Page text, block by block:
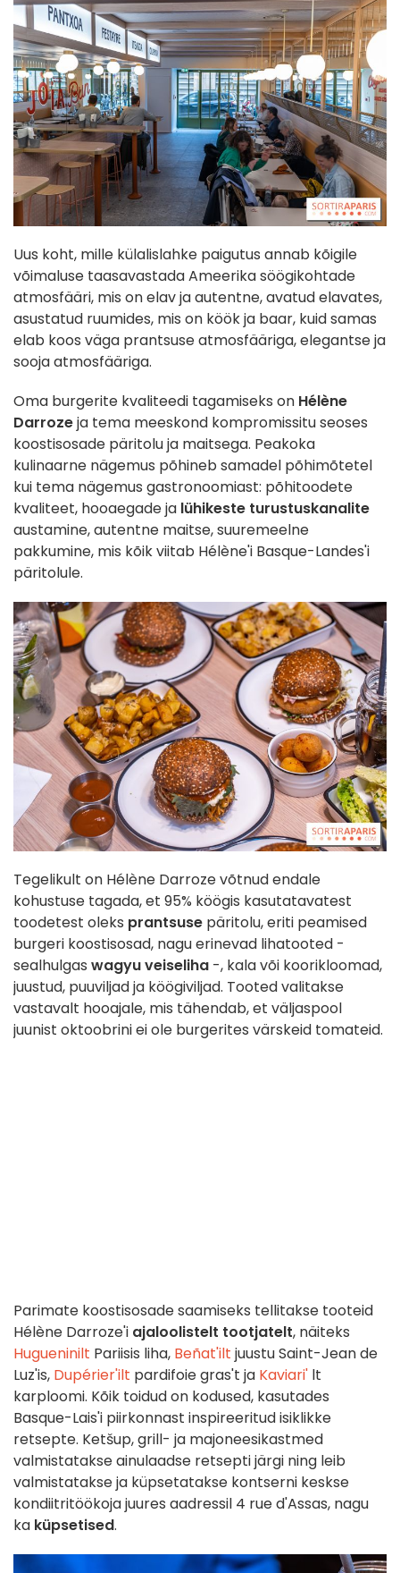
Uus koht, mille külalislahke paigutus annab kõigile
võimaluse taasavastada Ameerika söögikohtade
atmosfääri, mis on elav ja autentne, avatud elavates,
asustatud ruumides, mis on köök ja baar, kuid samas
elab koos väga prantsuse atmosfääriga, elegantse ja
sooja atmosfääriga.
Oma burgerite kvaliteedi tagamiseks on Hélène
Darrozeja tema meeskond kompromissitu seoses
koostisosade päritolu ja maitsega. Peakoka
kulinaarne nägemus põhineb samadel põhimõtetel
kui tema nägemus gastronoomiast: põhitoodete
kvaliteet, hooaegade ja lühikeste turustuskanalite
austamine, autentne maitse, suuremeelne
pakkumine, mis kõik viitab Hélène'i Basque-Landes'i
päritolule.
Tegelikult on Hélène Darroze võtnud endale
kohustuse tagada, et 95% köögis kasutatavatest
toodetest oleks prantsuse päritolu, eriti peamised
burgeri koostisosad, nagu erinevad lihatooted -
sealhulgas wagyu veiseliha -, kala või koorikloomad,
juustud, puuviljad ja köögiviljad. Tooted valitakse
vastavalt hooajale, mis tähendab, et väljaspool
juunist oktoobrini ei ole burgerites värskeid tomateid.
Parimate koostisosade saamiseks tellitakse tooteid
Hélène Darroze'i ajaloolistelt tootjatelt, näiteks
Hugueninilt Pariisis liha, Beñat'ilt juustu Saint-Jean de
Luz'is, Dupérier'ilt pardifoie gras't ja Kaviari' lt
karploomi. Kõik toidud on kodused, kasutades
Basque-Lais'i piirkonnast inspireeritud isiklikke
retsepte. Ketšup, grill- ja majoneesikastmed
valmistatakse ainulaadse retsepti järgi ning leib
valmistatakse ja küpsetatakse kontserni keskse
kondiitritöökoja juures aadressil 4 rue d'Assas, nagu
ka küpsetised.